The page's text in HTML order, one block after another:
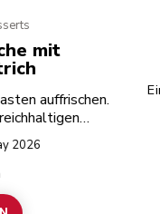
mit
auffrischen.
Schokolade
2026